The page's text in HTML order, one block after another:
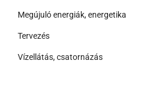
Megújuló energiák, energetika
Tervezés
Vízellátás, csatornázás